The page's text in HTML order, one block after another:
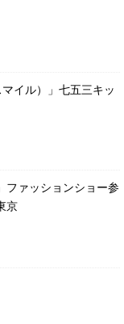
イル）」七五三キッ
ファッションショー参
京